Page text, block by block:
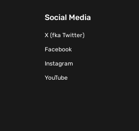
Social Media
X (fka Twitter)
Facebook
Instagram
YouTube